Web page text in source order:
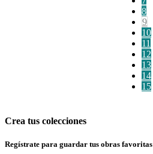
8
9
10
11
12
13
14
15
Crea tus colecciones
Regístrate para guardar tus obras favoritas